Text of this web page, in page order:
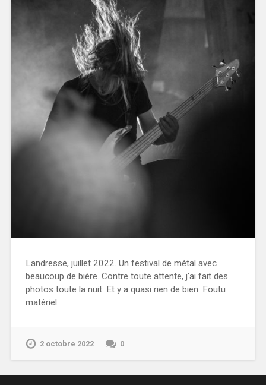
Landresse, juillet 2022. Un festival de métal avec
beaucoup de bière. Contre toute attente, j’ai fait des
photos toute la nuit. Et y a quasi rien de bien. Foutu
matériel.
2 octobre 2022 0